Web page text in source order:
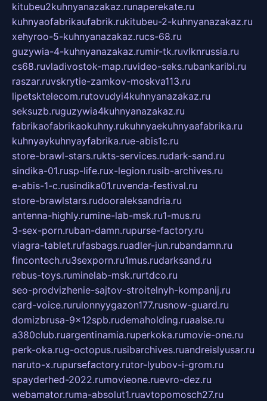
kitubeu2kuhnyanazakaz.runaperekate.ru
kuhnyaofabrikaufabrik.rukitubeu-2-kuhnyanazakaz.ru
xehyroo-5-kuhnyanazakaz.rucs-68.ru
guzywia-4-kuhnyanazakaz.rumir-tk.ruvlknrussia.ru
cs68.ruvladivostok-map.ruvideo-seks.rubankaribi.ru
raszar.ruvskrytie-zamkov-moskva113.ru
lipetsktelecom.rutovudyi4kuhnyanazakaz.ru
seksuzb.ruguzywia4kuhnyanazakaz.ru
fabrikaofabrikaokuhny.rukuhnyaekuhnyaafabrika.ru
kuhnyaykuhnyayfabrika.rue-abis1c.ru
store-brawl-stars.rukts-services.rudark-sand.ru
sindika-01.rusp-life.rux-legion.rusib-archives.ru
e-abis-1-c.rusindika01.ruvenda-festival.ru
store-brawlstars.rudooraleksandria.ru
antenna-highly.rumine-lab-msk.ru1-mus.ru
3-sex-porn.ruban-damn.rupurse-factory.ru
viagra-tablet.rufasbags.ruadler-jun.rubandamn.ru
fincontech.ru3sexporn.ru1mus.rudarksand.ru
rebus-toys.ruminelab-msk.rurtdco.ru
seo-prodvizhenie-sajtov-stroitelnyh-kompanij.ru
card-voice.rurulonnyygazon177.rusnow-guard.ru
domizbrusa-9x12spb.rudemaholding.ruaalse.ru
a380club.ruargentinamia.ruperkoka.rumovie-one.ru
perk-oka.rug-octopus.rusibarchives.ruandreislyusar.ru
naruto-x.rupursefactory.rutor-lyubov-i-grom.ru
spayderhed-2022.rumovieone.ruevro-dez.ru
webamator.ruma-absolut1.ruavtopomosch27.ru